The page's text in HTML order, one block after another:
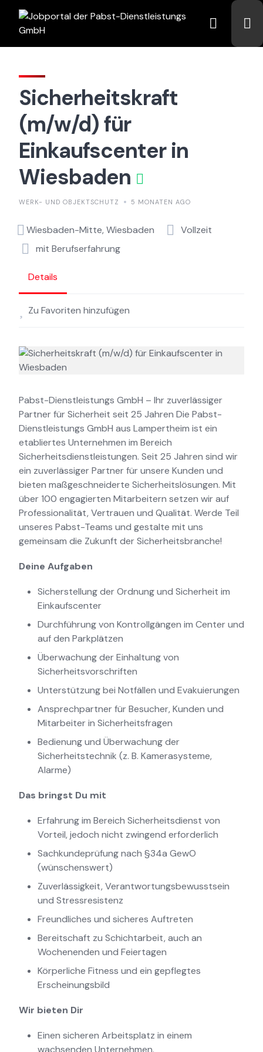
content
Sicherheitskraft
(m/w/d) für
Einkaufscenter in
Wiesbaden
WERK- UND OBJEKTSCHUTZ 5 MONATEN AGO
Wiesbaden-Mitte, Wiesbaden
Vollzeit
mit Berufserfahrung
Details
Zu Favoriten hinzufügen
Pabst-Dienstleistungs GmbH – Ihr zuverlässiger
Partner für Sicherheit seit 25 Jahren Die Pabst-
Dienstleistungs GmbH aus Lampertheim ist ein
etabliertes Unternehmen im Bereich
Sicherheitsdienstleistungen. Seit 25 Jahren sind wir
ein zuverlässiger Partner für unsere Kunden und
bieten maßgeschneiderte Sicherheitslösungen. Mit
über 100 engagierten Mitarbeitern setzen wir auf
Professionalität, Vertrauen und Qualität. Werde Teil
unseres Pabst-Teams und gestalte mit uns
gemeinsam die Zukunft der Sicherheitsbranche!
Deine Aufgaben
Sicherstellung der Ordnung und Sicherheit im
Einkaufscenter
Durchführung von Kontrollgängen im Center und
auf den Parkplätzen
Überwachung der Einhaltung von
Sicherheitsvorschriften
Unterstützung bei Notfällen und Evakuierungen
Ansprechpartner für Besucher, Kunden und
Mitarbeiter in Sicherheitsfragen
Bedienung und Überwachung der
Sicherheitstechnik (z. B. Kamerasysteme,
Alarme)
Das bringst Du mit
Erfahrung im Bereich Sicherheitsdienst von
Vorteil, jedoch nicht zwingend erforderlich
Sachkundeprüfung nach §34a GewO
(wünschenswert)
Zuverlässigkeit, Verantwortungsbewusstsein
und Stressresistenz
Freundliches und sicheres Auftreten
Bereitschaft zu Schichtarbeit, auch an
Wochenenden und Feiertagen
Körperliche Fitness und ein gepflegtes
Erscheinungsbild
Wir bieten Dir
Einen sicheren Arbeitsplatz in einem
wachsenden Unternehmen.